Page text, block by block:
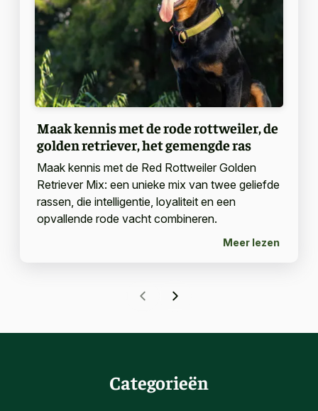
Maak kennis met de rode rottweiler, de
golden retriever, het gemengde ras
Maak kennis met de Red Rottweiler Golden
Retriever Mix: een unieke mix van twee geliefde
rassen, die intelligentie, loyaliteit en een
opvallende rode vacht combineren.
Meer lezen
Categorieën